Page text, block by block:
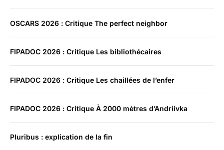
OSCARS 2026 : Critique The perfect neighbor
FIPADOC 2026 : Critique Les bibliothécaires
FIPADOC 2026 : Critique Les chaillées de l’enfer
FIPADOC 2026 : Critique À 2000 mètres d’Andriivka
Pluribus : explication de la fin